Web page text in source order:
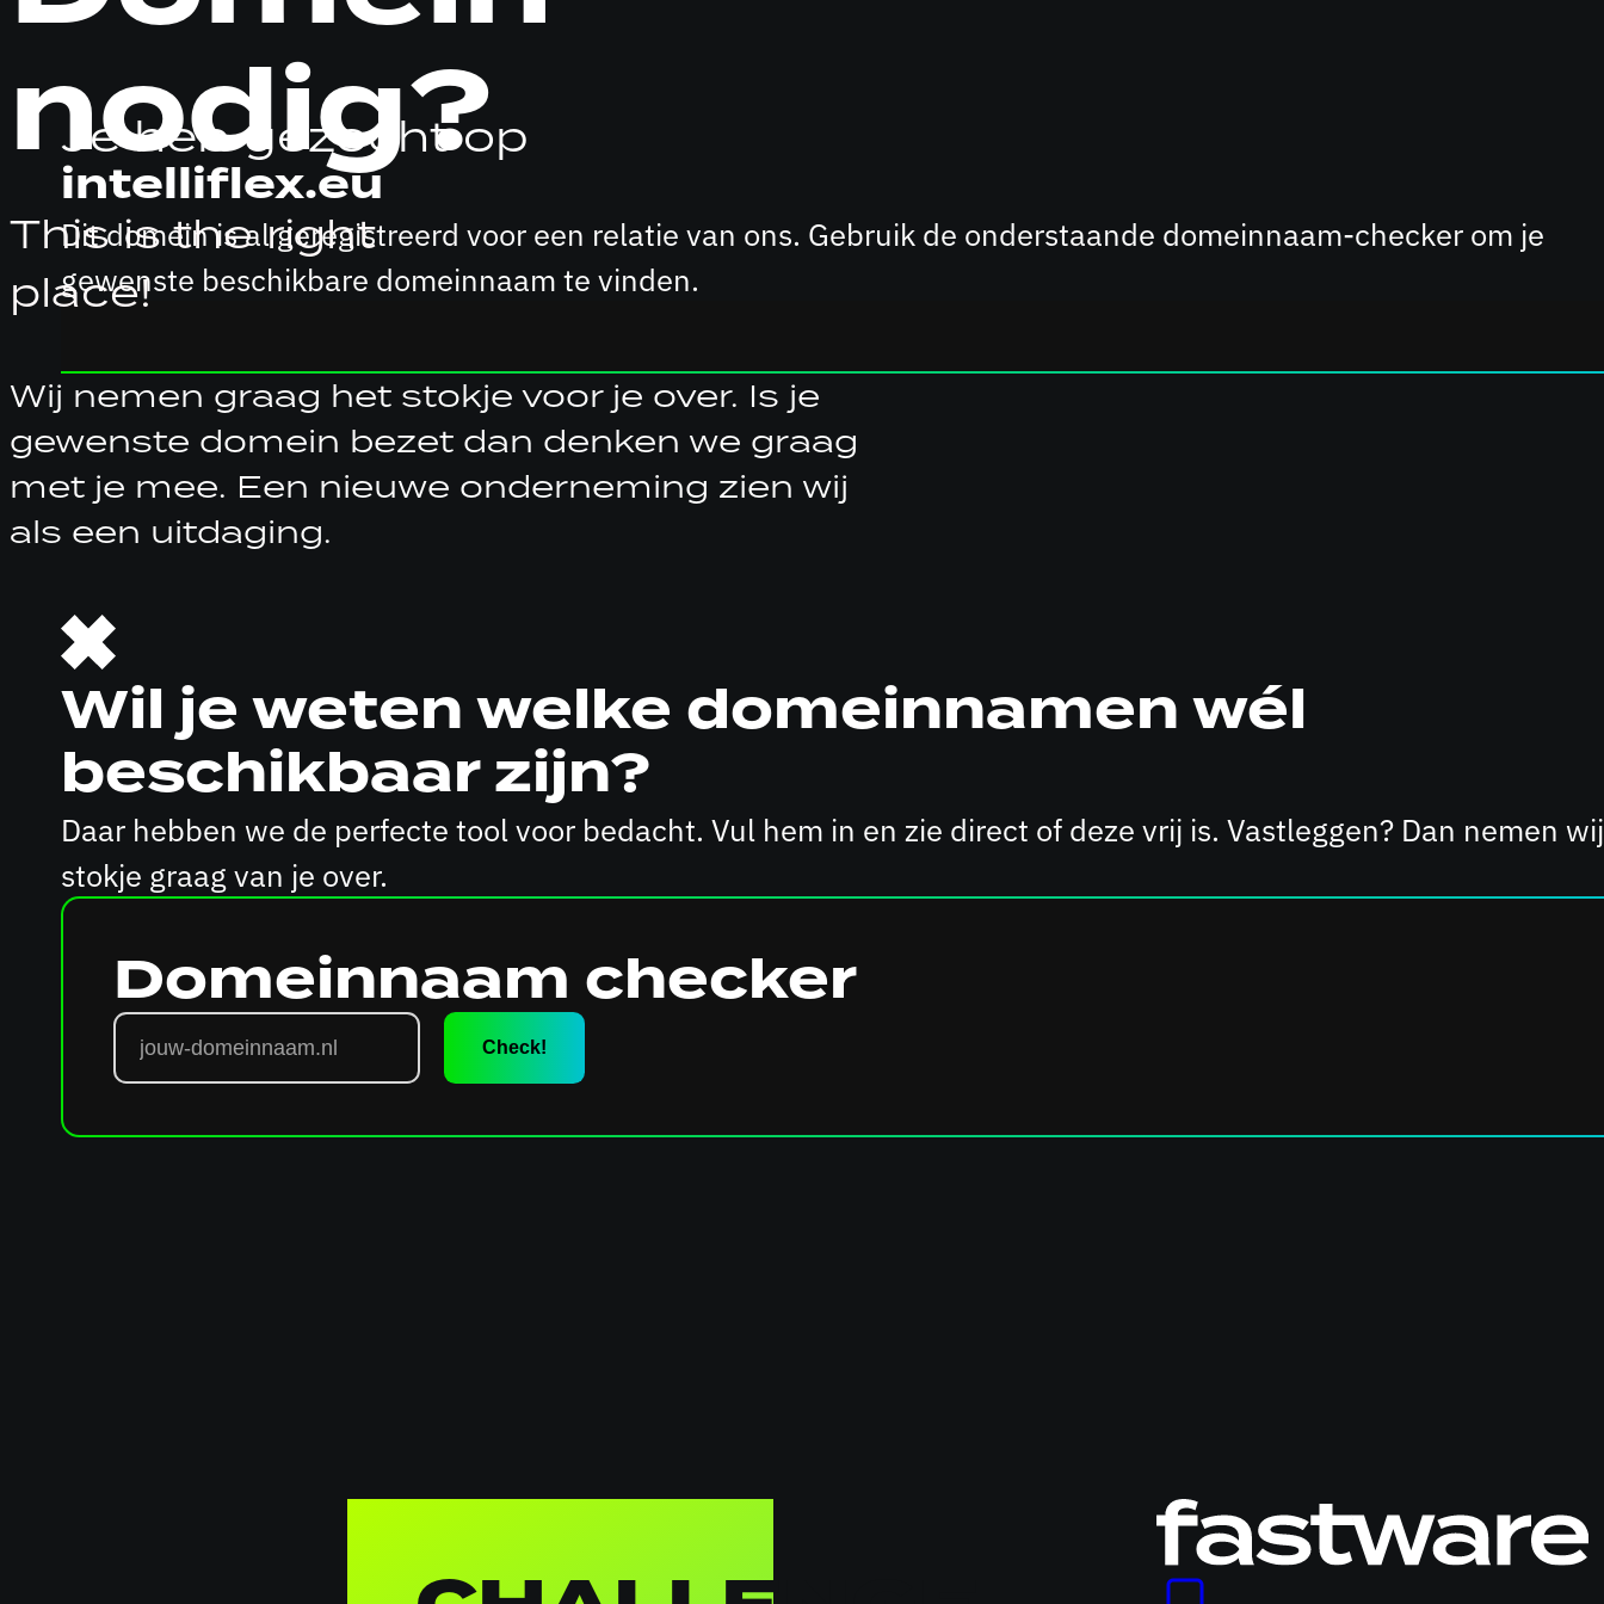
nodig?
This is the right
place!
Wij nemen graag het stokje voor je over. Is je
gewenste domein bezet dan denken we graag
met je mee. Een nieuwe onderneming zien wij
als een uitdaging.
Je heb gezocht op
intelliflex.eu
Dit domein is al geregistreerd voor een relatie van ons. Gebruik de onderstaande domeinnaam-checker om je
gewenste beschikbare domeinnaam te vinden.
Wil je weten welke domeinnamen wél
beschikbaar zijn?
Daar hebben we de perfecte tool voor bedacht. Vul hem in en zie direct of deze vrij is. Vastleggen? Dan nemen
stokje graag van je over.
Domeinnaam checker
Logo
Fastware,